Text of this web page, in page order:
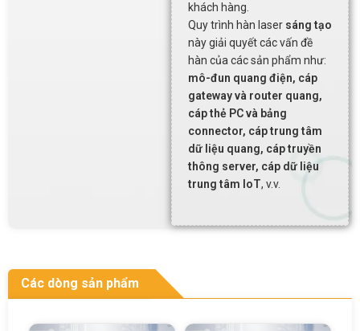
khách hàng.
Quy trình hàn laser sáng tạo
này giải quyết các vấn đề
hàn của các sản phẩm như:
mô-đun quang điện, cáp
gateway và router quang,
cáp thẻ PC và bảng
connector, cáp trung tâm
dữ liệu quang, cáp truyền
thông server, cáp dữ liệu
trung tâm IoT, v.v.
Các dòng sản phẩm